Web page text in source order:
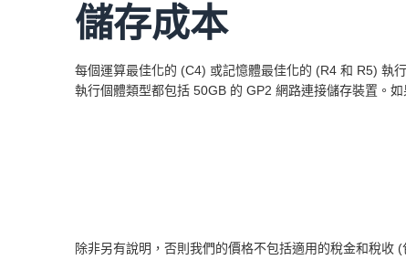
儲存成本
每個運算最佳化的 (C4) 或記憶體最佳化的 (R4 和 R5) 執
執行個體類型都包括 50GB 的 GP2 網路連接儲存裝置。
除非另有說明，否則我們的價格不包括適用的稅金和稅收